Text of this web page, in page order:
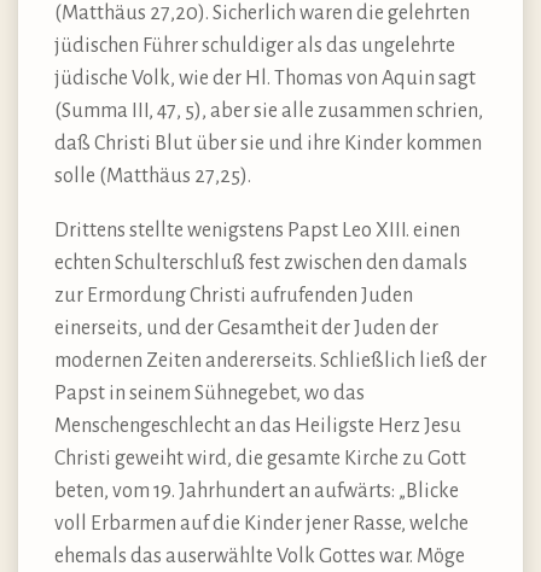
(Matthäus 27,20). Sicherlich waren die gelehrten
jüdischen Führer schuldiger als das ungelehrte
jüdische Volk, wie der Hl. Thomas von Aquin sagt
(Summa III, 47, 5), aber sie alle zusammen schrien,
daß Christi Blut über sie und ihre Kinder kommen
solle (Matthäus 27,25).
Drittens stellte wenigstens Papst Leo XIII. einen
echten Schulterschluß fest zwischen den damals
zur Ermordung Christi aufrufenden Juden
einerseits, und der Gesamtheit der Juden der
modernen Zeiten andererseits. Schließlich ließ der
Papst in seinem Sühnegebet, wo das
Menschengeschlecht an das Heiligste Herz Jesu
Christi geweiht wird, die gesamte Kirche zu Gott
beten, vom 19. Jahrhundert an aufwärts: „Blicke
voll Erbarmen auf die Kinder jener Rasse, welche
ehemals das auserwählte Volk Gottes war. Möge